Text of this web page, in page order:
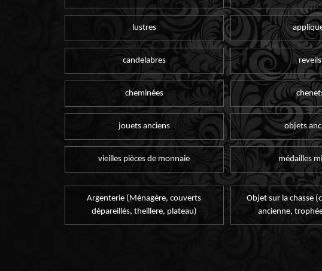
lustres
candelabres reveils
cheminées
jouets anciens objets
vieilles pièces de monnaie médailles
Argenterie (Ménagère, couverts
dépareillés, theillere, plateau)
Objet sur la chasse
ancienne,